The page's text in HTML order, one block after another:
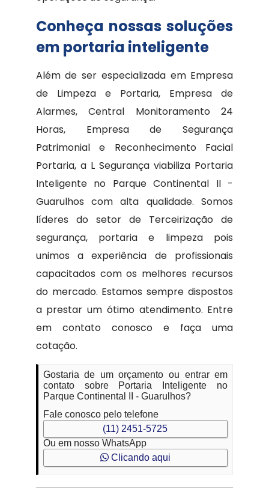
Conheça nossas soluções
em portaria inteligente
Além de ser especializada em Empresa
de Limpeza e Portaria, Empresa de
Alarmes, Central Monitoramento 24
Horas, Empresa de Segurança
Patrimonial e Reconhecimento Facial
Portaria, a L Segurança viabiliza Portaria
Inteligente no Parque Continental II -
Guarulhos com alta qualidade. Somos
líderes do setor de Terceirização de
segurança, portaria e limpeza pois
unimos a experiência de profissionais
capacitados com os melhores recursos
do mercado. Estamos sempre dispostos
a prestar um ótimo atendimento. Entre
em contato conosco e faça uma
cotação.
Gostaria de um orçamento ou entrar em
contato sobre Portaria Inteligente no
Parque Continental II - Guarulhos?
Fale conosco pelo telefone
(11) 2451-5725
Ou em nosso WhatsApp
Clicando aqui